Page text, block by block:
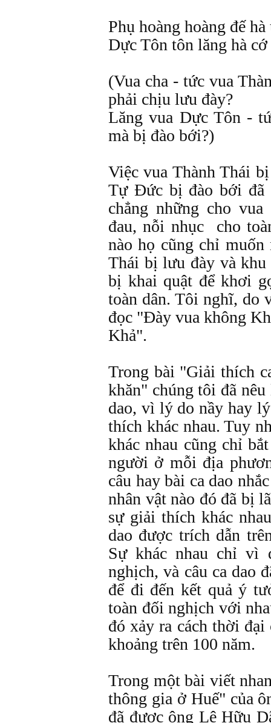
Phụ hoàng hoàng đế
Dực Tôn tôn lăng hà
(Vua cha - tức vua
phải chịu lưu đày?
Lăng vua Dực Tôn -
mà bị đào bới?)
Việc vua Thành Thái
Tự Đức bị đào bới đã
chẳng những cho
đau, nỗi nhục cho
nào họ cũng chỉ muốn
Thái bị lưu đày và
bị khai quật để khơi
toàn dân. Tôi nghĩ, do
đọc "Đày vua không
Khả".
Trong bài "Giải thích
khăn" chúng tôi đã
dao, vì lý do nầy hay
thích khác nhau. Tuy
khác nhau cũng chỉ
người ở mỗi địa
câu hay bài ca dao
nhân vật nào đó đã bị
sự giải thích khác
dao được trích dẫn
Sự khác nhau chỉ vì
nghịch, và câu ca dao
để đi đến kết quả ý
toàn đối nghịch với
đó xảy ra cách thời
khoảng trên 100 năm.
Trong một bài viết
thông gia ở Huế" của
đã được ông Lê Hữu